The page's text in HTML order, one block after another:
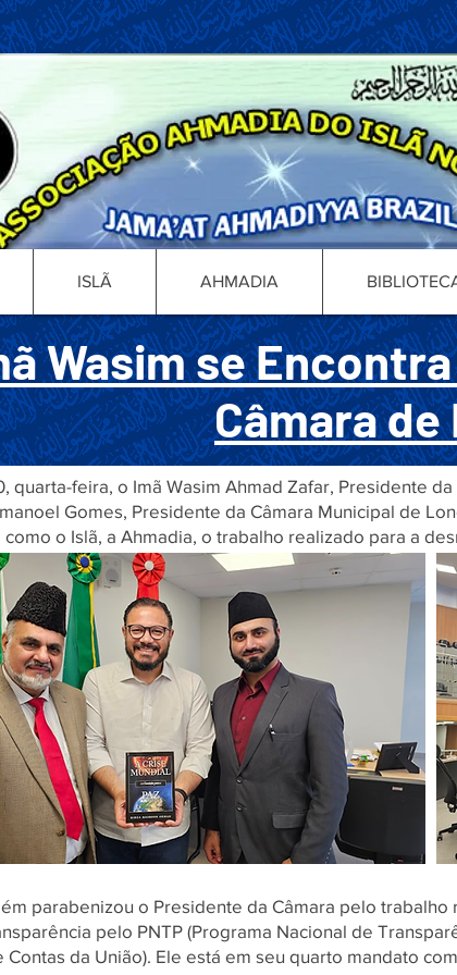
Título 6
ISLÃ AHMADIA
Wasim se
Câmara
quarta-feira, o Imã Wasim Ahmad Zafar, Presidente
Gomes, Presidente da Câmara Municipal de
o Islã, a Ahmadia, o trabalho realizado para a
parabenizou o Presidente da Câmara pelo
pelo PNTP (Programa Nacional de
Contas da União). Ele está em seu quarto mandato